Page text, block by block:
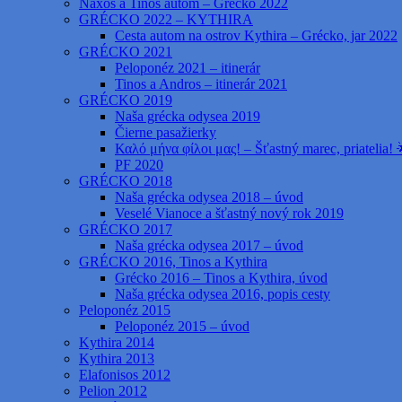
Naxos a Tinos autom – Grécko 2022
GRÉCKO 2022 – KYTHIRA
Cesta autom na ostrov Kythira – Grécko, jar 2022
GRÉCKO 2021
Peloponéz 2021 – itinerár
Tinos a Andros – itinerár 2021
GRÉCKO 2019
Naša grécka odysea 2019
Čierne pasažierky
Καλό μήνα φίλοι μας! – Šťastný marec, priatelia!
PF 2020
GRÉCKO 2018
Naša grécka odysea 2018 – úvod
Veselé Vianoce a šťastný nový rok 2019
GRÉCKO 2017
Naša grécka odysea 2017 – úvod
GRÉCKO 2016, Tinos a Kythira
Grécko 2016 – Tinos a Kythira, úvod
Naša grécka odysea 2016, popis cesty
Peloponéz 2015
Peloponéz 2015 – úvod
Kythira 2014
Kythira 2013
Elafonisos 2012
Pelion 2012